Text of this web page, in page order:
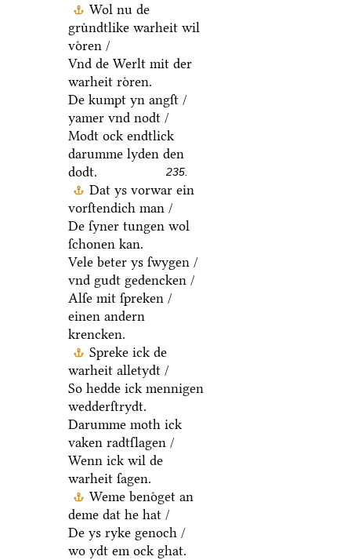
Wol nu de
gruͤndtlike warheit wil
voͤren /
Vnd de Werlt mit der
warheit roͤren.
De kumpt yn angſt /
yamer vnd nodt /
Modt ock endtlick
darumme lyden den
dodt.
235.
Dat ys vorwar ein
vorſtendich man /
De ſyner tungen wol
ſchonen kan.
Vele beter ys ſwygen /
vnd gudt gedencken /
Alſe mit ſpreken /
einen andern
krencken.
Spreke ick de
warheit alletydt /
So hedde ick mennigen
wedderſtrydt.
Darumme moth ick
vaken radtſlagen /
Wenn ick wil de
warheit ſagen.
Weme benoͤget an
deme dat he hat /
De ys ryke genoch /
wo ydt em ock ghat.